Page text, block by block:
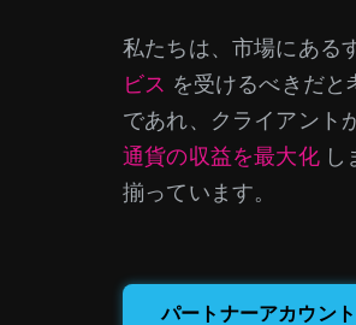
私たちは、市場にある
ビス を受けるべきだと
であれ、
クライアント
通貨の収益を最大化し
揃っています。
パートナーアカウン